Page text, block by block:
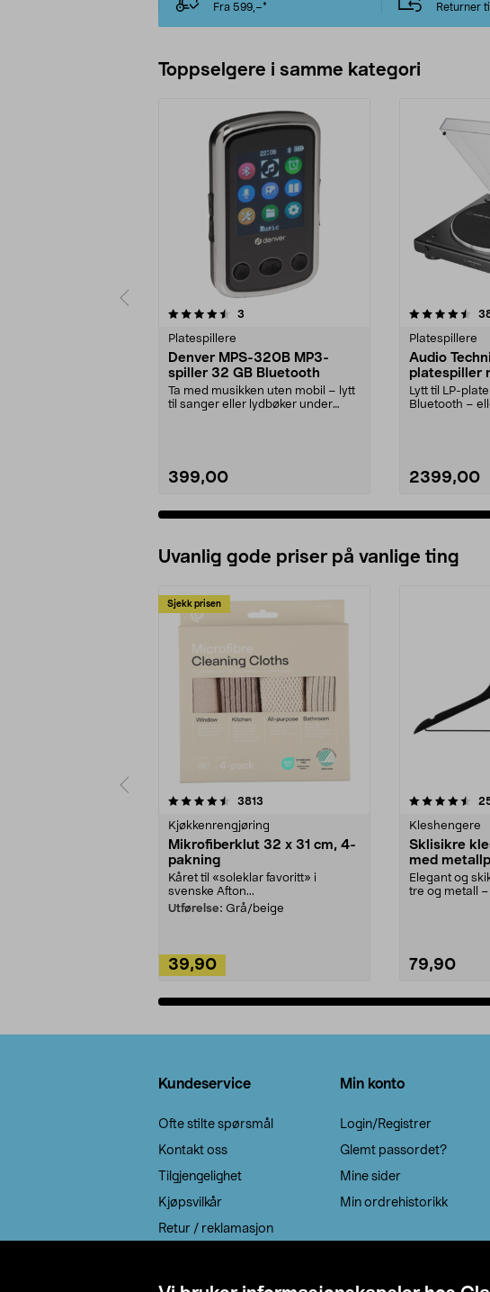
Fra 599,–*
Returner
Toppselgere i samme kategori
3
Platespillere
Denver MPS-320B MP3-
spiller 32 GB Bluetooth
Ta med musikken uten mobil – lytt
til sanger eller lydbøker under
399,00
4.5 av 5 stjerner
Platespillere
Audio
platespiller
Lytt til LP-
Bluetooth –
2399,00
4.0
Uvanlig gode priser på vanlige ting
Sjekk prisen
3813
Kjøkkenrengjøring
Mikrofiberklut 32 x 31 cm, 4-
pakning
Kåret til «soleklar favoritt» i
svenske Afton...
Utførelse: Grå/beige
39,90
4.5av 5 stjerner
Kleshengere
Sklisikre
med
Elegant og
tre og metall
79,90
Kundeservice
Ofte stilte spørsmål
Kontakt oss
Tilgjengelighet
Kjøpsvilkår
Retur / reklamasjon
Min konto
Login/Registrer
Glemt passordet?
Mine sider
Min ordrehistorikk